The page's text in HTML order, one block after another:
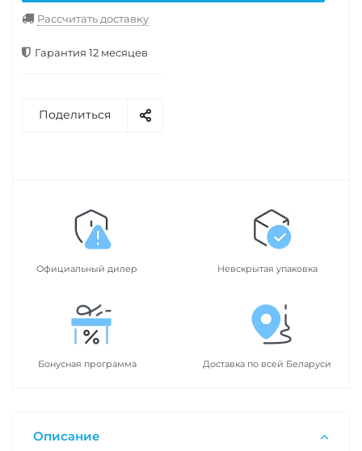
Рассчитать доставку
Гарантия 12 месяцев
Поделиться
Официальный дилер Невскрытая упаковка
Бонусная программа Доставка по всей Беларуси
Описание